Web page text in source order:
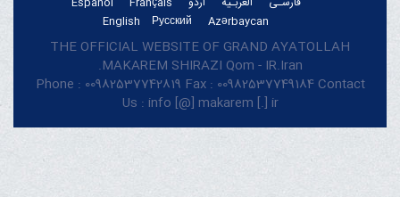
Azərbaycan
Русский
English
THE OFFICIAL WEBSITE OF GRAND AYATOLLAH
MAKAREM SHIRAZI Qom - IR.Iran.
Phone : 00982537742819 Fax : 00982537749184 Contact
Us : info [@] makarem [.] ir